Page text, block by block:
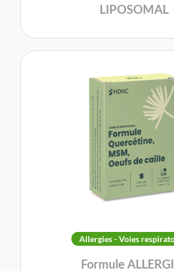
LIPOSOMAL
Allergies - Voies
Formule